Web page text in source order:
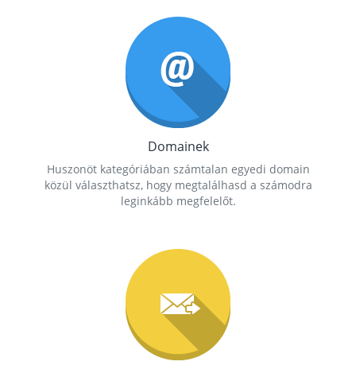
Domainek
Huszonöt kategóriában számtalan egyedi domain
közül választhatsz, hogy megtalálhasd a számodra
leginkább megfelelőt.